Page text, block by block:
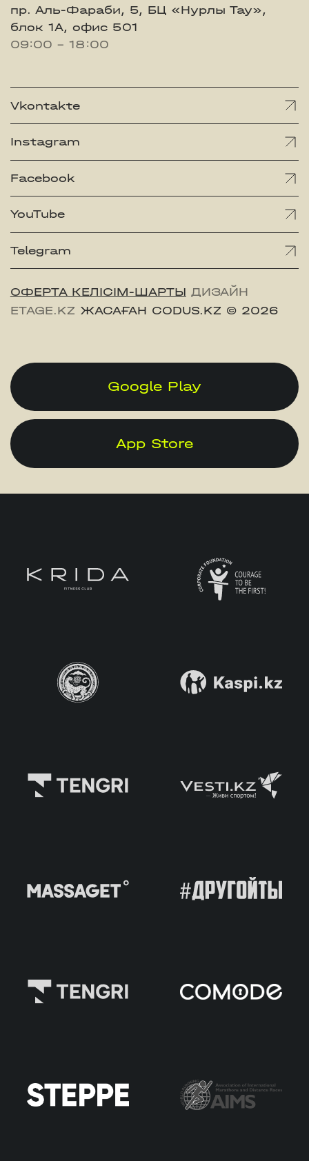
пр. Аль-Фараби, 5, БЦ «Нурлы Тау»,
блок 1А, офис 501
09:00 - 18:00
Vkontakte
Instagram
Facebook
YouTube
Telegram
ОФЕРТА КЕЛІСІМ-ШАРТЫ ДИЗАЙН
ETAGE.KZ ЖАСАҒАН CODUS.KZ © 2026
Google Play
App Store